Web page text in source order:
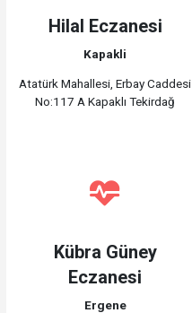
Hilal Eczanesi
Kapakli
Atatürk Mahallesi, Erbay Caddesi
No:117 A Kapaklı Tekirdağ
Kübra Güney
Eczanesi
Ergene